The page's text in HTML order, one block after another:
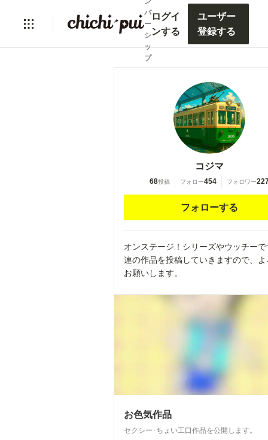
バ
ー
シ
ッ
プ
ログイ
ンする
ユーザー
登録する
コジマ
68投稿 フォロー454 フォロワー
フォローする
オンステージ！シリーズやウッチー
連の作品を投稿していきますので、
お願いします。
お色気作品
セクシー･ちょい工口作品を公開します。